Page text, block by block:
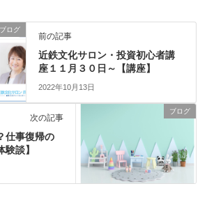
ブログ
前の記事
近鉄文化サロン・投資初心者講
座１１月３０日～【講座】
2022年10月13日
ブログ
次の記事
仕事復帰の
談】